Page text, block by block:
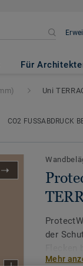
Für
Uni
CO2 FUSSABDRUCK
der
einfach
Mehr